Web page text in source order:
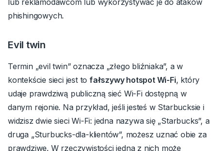
phishingowych.
Evil twin
Termin „evil twin” oznacza „złego bliźniaka”, a w
kontekście sieci jest tofałszywy hotspot Wi-Fi, który
udaje prawdziwą publiczną sieć Wi-Fi dostępną w
danym rejonie. Na przykład, jeśli jesteś w Starbucksie i
widzisz dwie sieci Wi-Fi: jedna nazywa się „Starbucks”, a
druga „Sturbucks-dla-klientów”, możesz uznać obie za
prawdziwe. W rzeczywistości jedna z nich może